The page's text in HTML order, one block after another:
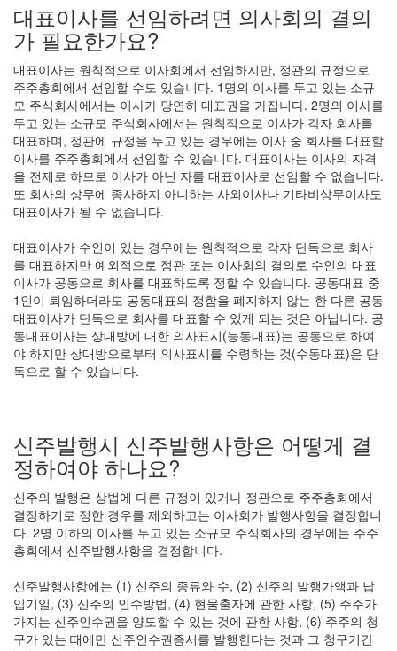
대표이사를 선임하려면 의사회의 결의
가 필요한가요?
대표이사는 원칙적으로 이사회에서 선임하지만, 정관의 규정으로
주주총회에서 선임할 수도 있습니다. 1명의 이사를 두고 있는 소규
모 주식회사에서는 이사가 당연히 대표권을 가집니다. 2명의 이사를
두고 있는 소규모 주식회사에서는 원칙적으로 이사가 각자 회사를
대표하며, 정관에 규정을 두고 있는 경우에는 이사 중 회사를 대표할
이사를 주주총회에서 선임할 수 있습니다. 대표이사는 이사의 자격
을 전제로 하므로 이사가 아닌 자를 대표이사로 선임할 수 없습니다.
또 회사의 상무에 종사하지 아니하는 사외이사나 기타비상무이사도
대표이사가 될 수 없습니다.
대표이사가 수인이 있는 경우에는 원칙적으로 각자 단독으로 회사
를 대표하지만 예외적으로 정관 또는 이사회의 결의로 수인의 대표
이사가 공동으로 회사를 대표하도록 정할 수 있습니다. 공동대표 중
1인이 퇴임하더라도 공동대표의 정함을 폐지하지 않는 한 다른 공동
대표이사가 단독으로 회사를 대표할 수 있게 되는 것은 아닙니다. 공
동대표이사는 상대방에 대한 의사표시(능동대표)는 공동으로 하여
야 하지만 상대방으로부터 의사표시를 수령하는 것(수동대표)은 단
독으로 할 수 있습니다.
신주발행시 신주발행사항은 어떻게 결
정하여야 하나요?
신주의 발행은 상법에 다른 규정이 있거나 정관으로 주주총회에서
결정하기로 정한 경우를 제외하고는 이사회가 발행사항을 결정합니
다. 2명 이하의 이사를 두고 있는 소규모 주식회사의 경우에는 주주
총회에서 신주발행사항을 결정합니다.
신주발행사항에는 (1) 신주의 종류와 수, (2) 신주의 발행가액과 납
입기일, (3) 신주의 인수방법, (4) 현물출자에 관한 사항, (5) 주주가
가지는 신주인수권을 양도할 수 있는 것에 관한 사항, (6) 주주의 청
구가 있는 때에만 신주인수권증서를 발행한다는 것과 그 청구기간